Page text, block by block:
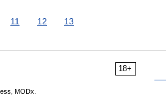
11 12 13
18+
MODx.